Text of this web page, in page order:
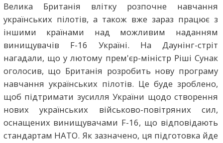
Велика Британія влітку розпочне навчання
українських пілотів, а також вже зараз працює з
іншими країнами над можливим наданням
винищувачів F-16 Україні. На Даунінг-стріт
нагадали, що у лютому прем'єр-міністр Ріші Сунак
оголосив, що Британія розробить нову програму
навчання українських пілотів. Це буде зроблено,
щоб підтримати зусилля України щодо створення
нових українських військово-повітряних сил,
оснащених винищувачами F-16, що відповідають
стандартам НАТО. Як зазначено, ця підготовка йде